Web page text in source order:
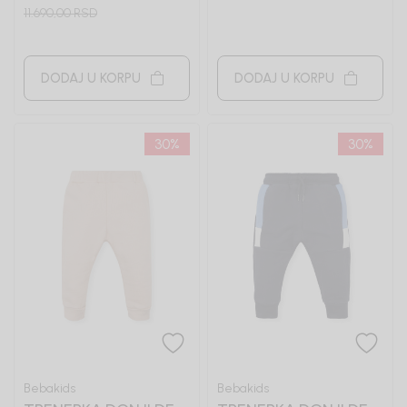
11.690,00RSD
DODAJ U KORPU DODAJ U KORPU
30%
Bebakids
30%
Bebakids